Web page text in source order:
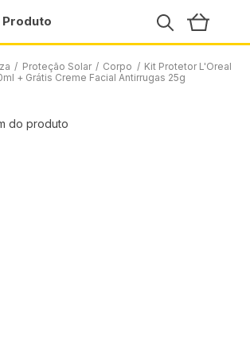
/ Proteção Solar / Corpo / Kit Protetor L'Oreal
+ Grátis Creme Facial Antirrugas 25g